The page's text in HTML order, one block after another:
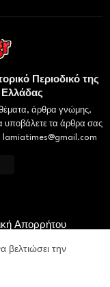
Περιοδικό της
Ελλάδας
θέματα, άρθρα γνώμης,
υποβάλετε τα άρθρα σας
lamiatimes@gmail.com
Απορρήτου
βελτιώσει την